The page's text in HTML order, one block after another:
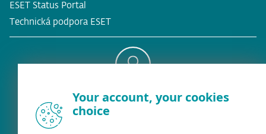
ESET Status Portal
Technická podpora ESET
Existujúci zákazník?
Your account, your cookies
choice